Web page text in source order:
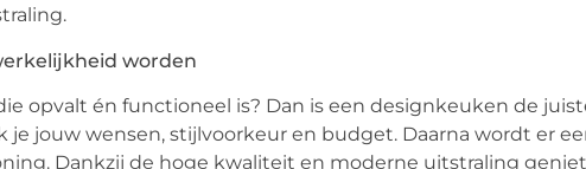
worden
opvalt én functioneel is? Dan is een designkeuken de
je jouw wensen, stijlvoorkeur en budget. Daarna wordt er
Dankzij de hoge kwaliteit en moderne uitstraling